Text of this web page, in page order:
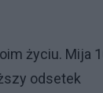
życiu. Mija
odsetek